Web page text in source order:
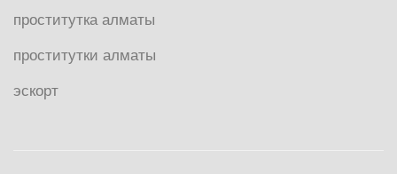
проститутка алматы
проститутки алматы
эскорт